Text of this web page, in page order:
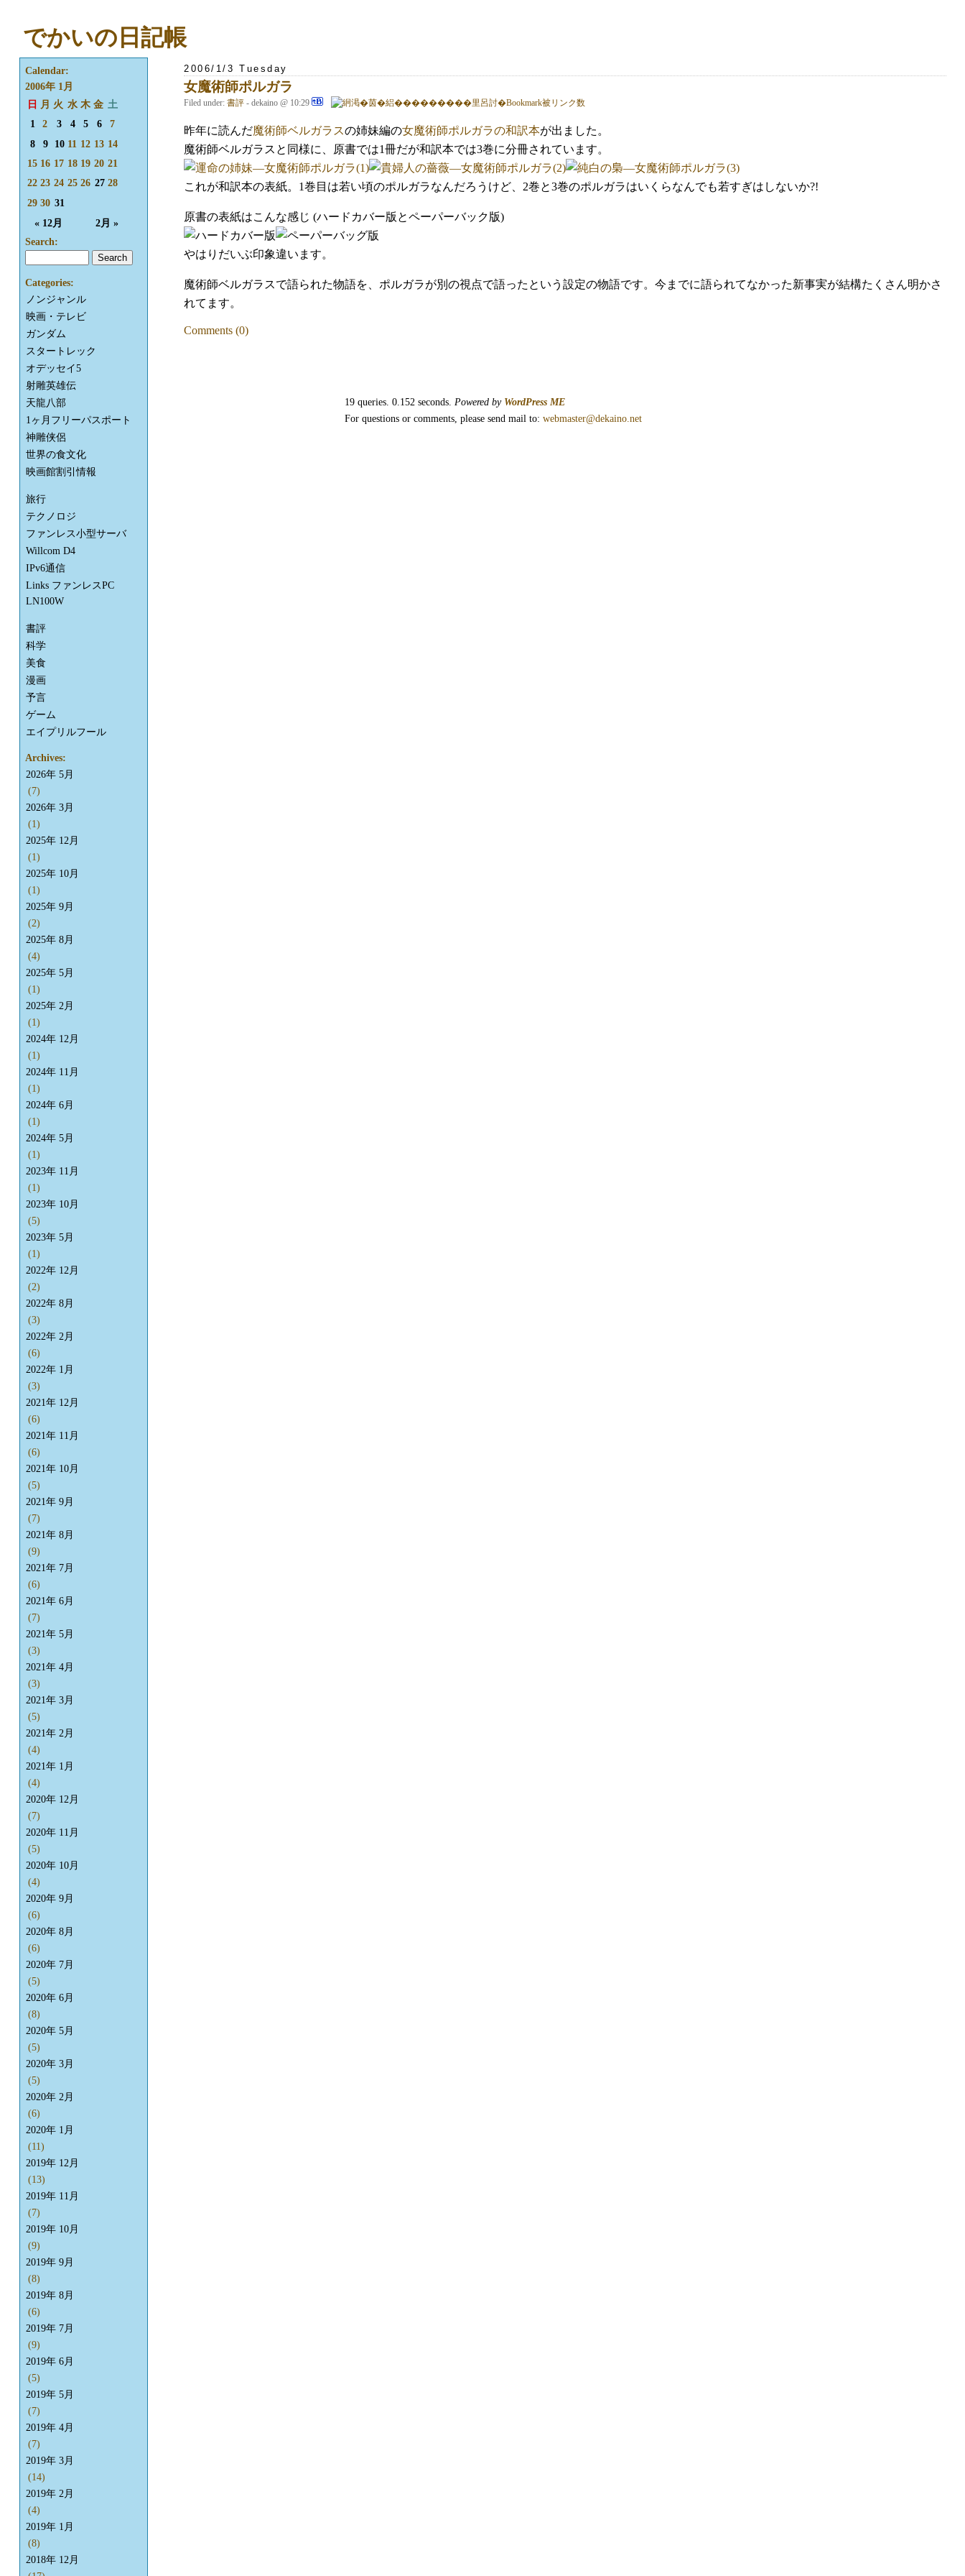
でかいの日記帳
2006/1/3 Tuesday
女魔術師ポルガラ
Filed under: 書評 - dekaino @ 10:29
昨年に読んだ魔術師ベルガラスの姉妹編の女魔術師ポルガラの和訳本が出ました。
魔術師ベルガラスと同様に、原書では1冊だが和訳本では3巻に分冊されています。
これが和訳本の表紙。1巻目は若い頃のポルガラなんだろうけど、2巻と3巻のポルガラはいくらなんでも若すぎはしないか?!
原書の表紙はこんな感じ (ハードカバー版とペーパーバック版)
やはりだいぶ印象違います。
魔術師ベルガラスで語られた物語を、ポルガラが別の視点で語ったという設定の物語です。今までに語られてなかった新事実が結構たくさん明かさ
れてます。
Comments (0)
Calendar:
2006年 1月
日
月 火 水 木 金 土
« 12月 2月 »
1 2 3 4 5 6
7
8
9 10 11 12 13 14
15 16 17 18 19 20 21
22 23 24 25 26 27 28
29 30 31
Search:
Categories:
ノンジャンル
映画・テレビ
ガンダム
スタートレック
オデッセイ5
射雕英雄伝
天龍八部
1ヶ月フリーパスポート
神雕侠侶
世界の食文化
映画館割引情報
旅行
テクノロジ
ファンレス小型サーバ
Willcom D4
IPv6通信
Links ファンレスPC
LN100W
書評
科学
美食
漫画
予言
ゲーム
エイプリルフール
Archives:
2026年 5月
(7)
2026年 3月
(1)
2025年 12月
(1)
2025年 10月
(1)
2025年 9月
(2)
2025年 8月
(4)
2025年 5月
(1)
2025年 2月
(1)
2024年 12月
(1)
2024年 11月
(1)
2024年 6月
(1)
2024年 5月
(1)
2023年 11月
(1)
2023年 10月
(5)
2023年 5月
(1)
2022年 12月
(2)
2022年 8月
(3)
2022年 2月
(6)
2022年 1月
(3)
2021年 12月
(6)
2021年 11月
(6)
2021年 10月
(5)
2021年 9月
(7)
2021年 8月
(9)
2021年 7月
(6)
2021年 6月
(7)
2021年 5月
(3)
2021年 4月
(3)
2021年 3月
(5)
2021年 2月
(4)
2021年 1月
(4)
2020年 12月
(7)
2020年 11月
(5)
2020年 10月
(4)
2020年 9月
(6)
2020年 8月
(6)
2020年 7月
(5)
2020年 6月
(8)
2020年 5月
(5)
2020年 3月
(5)
2020年 2月
(6)
2020年 1月
(11)
2019年 12月
(13)
2019年 11月
(7)
2019年 10月
(9)
2019年 9月
(8)
2019年 8月
(6)
2019年 7月
(9)
2019年 6月
(5)
2019年 5月
(7)
2019年 4月
(7)
2019年 3月
(14)
2019年 2月
(4)
2019年 1月
(8)
2018年 12月
19 queries. 0.152 seconds. Powered by WordPress ME
For questions or comments, please send mail to: webmaster@dekaino.net